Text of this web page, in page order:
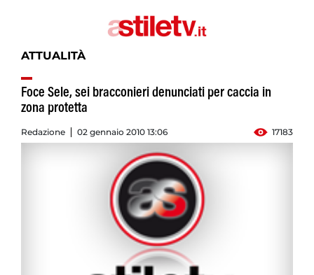
ATTUALITÀ
Foce Sele, sei bracconieri denunciati per caccia in
zona protetta
Redazione 02 gennaio 2010 13:06 17183